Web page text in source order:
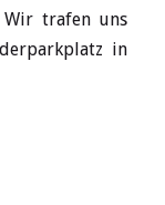
Wir trafen uns
in